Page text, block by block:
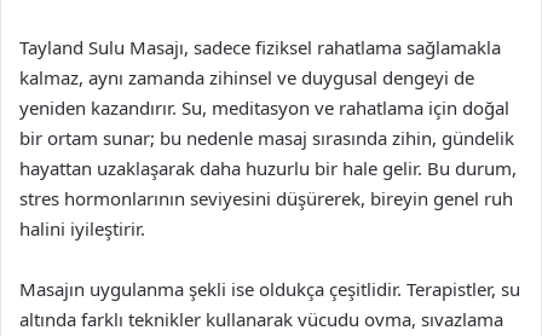
Tayland Sulu Masajı, sadece fiziksel rahatlama sağlamakla
kalmaz, aynı zamanda zihinsel ve duygusal dengeyi de
yeniden kazandırır. Su, meditasyon ve rahatlama için doğal
bir ortam sunar; bu nedenle masaj sırasında zihin, gündelik
hayattan uzaklaşarak daha huzurlu bir hale gelir. Bu durum,
stres hormonlarının seviyesini düşürerek, bireyin genel ruh
halini iyileştirir.
Masajın uygulanma şekli ise oldukça çeşitlidir. Terapistler, su
altında farklı teknikler kullanarak vücudu ovma, sıvazlama